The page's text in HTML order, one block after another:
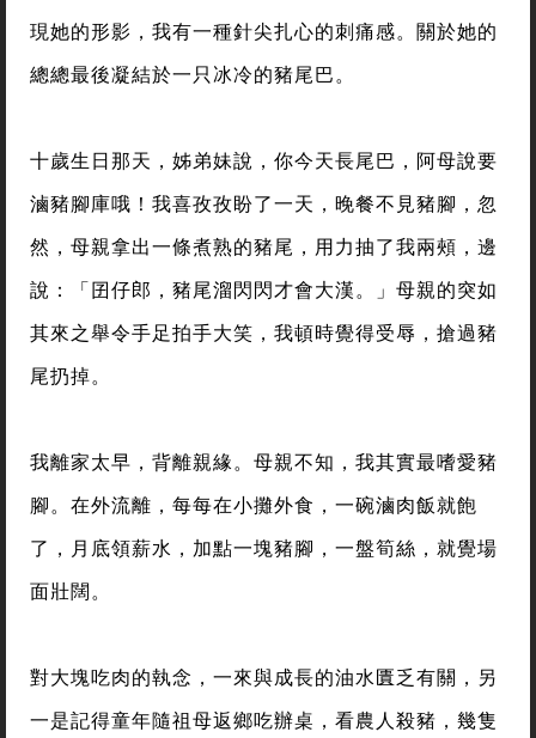
現她的形影，我有一種針尖扎心的刺痛感。關於她的
總總最後凝結於一只冰冷的豬尾巴。
十歲生日那天，姊弟妹說，你今天長尾巴，阿母說要
滷豬腳庫哦！我喜孜孜盼了一天，晚餐不見豬腳，忽
然，母親拿出一條煮熟的豬尾，用力抽了我兩頰，邊
說：「囝仔郎，豬尾溜閃閃才會大漢。」母親的突如
其來之舉令手足拍手大笑，我頓時覺得受辱，搶過豬
尾扔掉。
我離家太早，背離親緣。母親不知，我其實最嗜愛豬
腳。在外流離，每每在小攤外食，一碗滷肉飯就飽
了，月底領薪水，加點一塊豬腳，一盤筍絲，就覺場
面壯闊。
對大塊吃肉的執念，一來與成長的油水匱乏有關，另
一是記得童年隨祖母返鄉吃辦桌，看農人殺豬，幾隻